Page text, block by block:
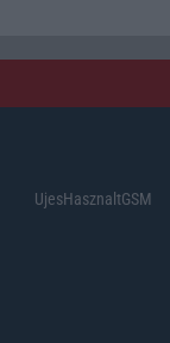
UjesHasznaltGSM